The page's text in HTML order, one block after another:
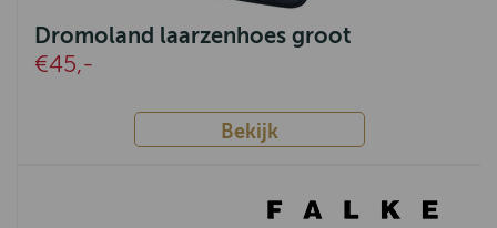
Dromoland laarzenhoes groot
€45,-
Bekijk